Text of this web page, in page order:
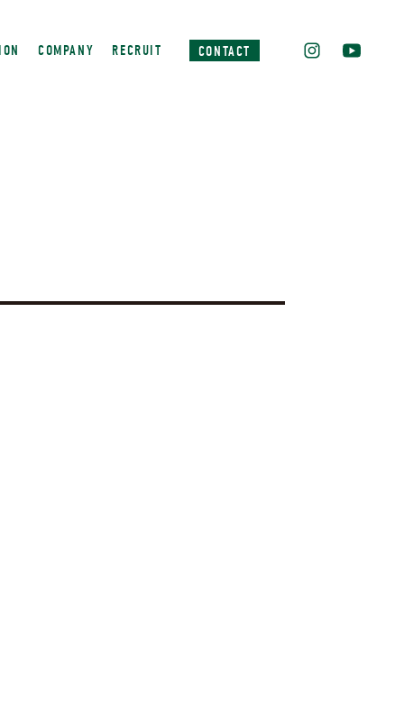
COMPANY RECRUIT CONTACT